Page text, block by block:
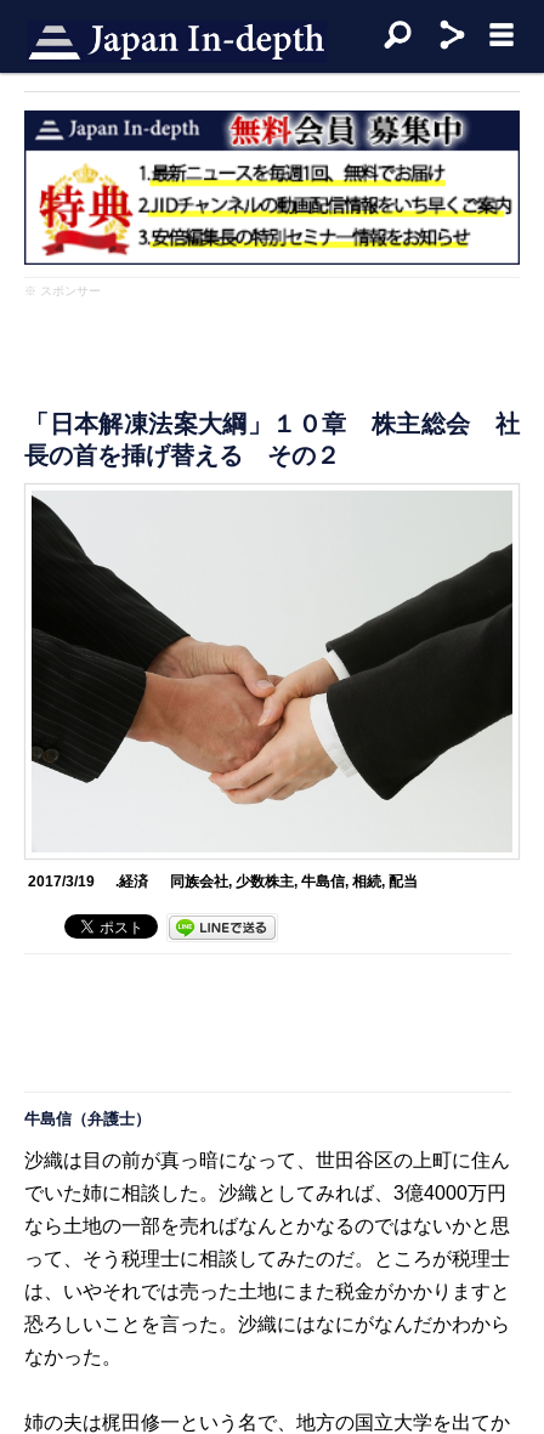
※ スポンサー
「日本解凍法案大綱」１０章 株主総会 社
長の首を挿げ替える その２
2017/3/19 .経済 同族会社, 少数株主, 牛島信, 相続, 配当
牛島信 （弁護士）
沙織は目の前が真っ暗になって、世田谷区の上町に住ん
でいた姉に相談した。沙織としてみれば、3億4000万円
なら土地の一部を売ればなんとかなるのではないかと思
って、そう税理士に相談してみたのだ。ところが税理士
は、いやそれでは売った土地にまた税金がかかりますと
恐ろしいことを言った。沙織にはなにがなんだかわから
なかった。
姉の夫は梶田修一という名で、地方の国立大学を出てか